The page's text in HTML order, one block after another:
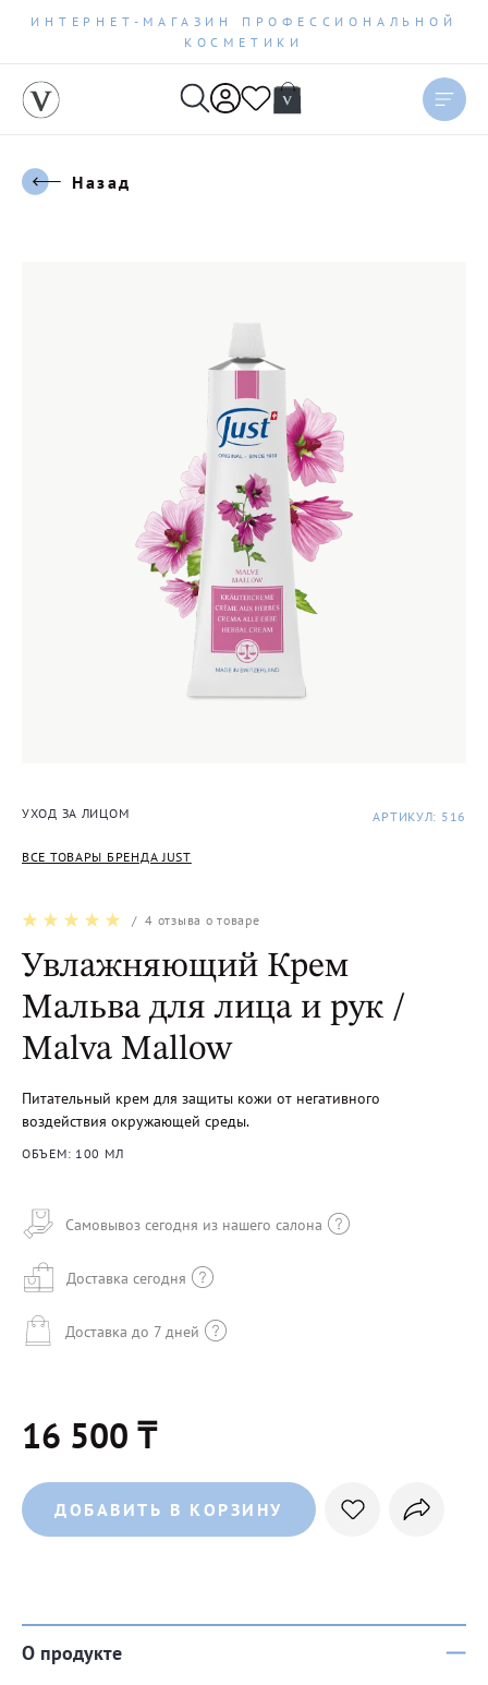
ИНТЕРНЕТ-МАГАЗИН ПРОФЕССИОНАЛЬНОЙ
КОСМЕТИКИ
Назад
УХОД ЗА ЛИЦОМ
ВСЕ ТОВАРЫ БРЕНДА JUST
АРТИКУЛ: 516
/4 отзыва о товаре
Увлажняющий Крем
Мальва для лица и рук /
Malva Mallow
Питательный крем для защиты кожи от негативного
воздействия окружающей среды.
ОБЪЕМ: 100 МЛ
Самовывоз сегодня из нашего салона
Доставка сегодня
Доставка до 7 дней
16 500 ₸
ДОБАВИТЬ В КОРЗИНУ
О продукте